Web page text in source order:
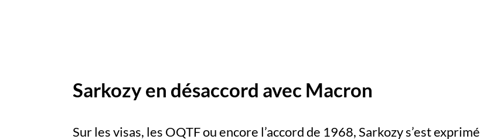
Sarkozy en désaccord avec Macron
Sur les visas, les OQTF ou encore l’accord de 1968, Sarkozy s’est exprimé